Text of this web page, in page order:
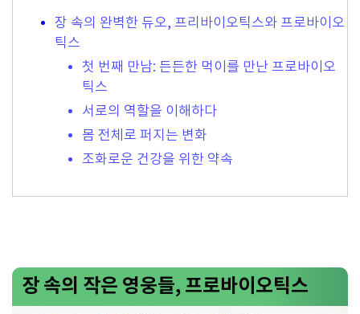
장 속의 완벽한 듀오, 프리바이오틱스와 프로바이오
틱스
첫 번째 만남: 든든한 먹이를 만난 프로바이오
틱스
서로의 역할을 이해하다
몸 전체로 퍼지는 변화
조화로운 건강을 위한 약속
장 속의 작은 영웅들, 프로바이오틱스